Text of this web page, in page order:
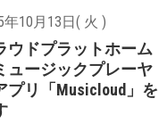
年10月13日( 火 )
ウドプラットホーム
ュージックプレーヤ
プリ「Musicloud」を